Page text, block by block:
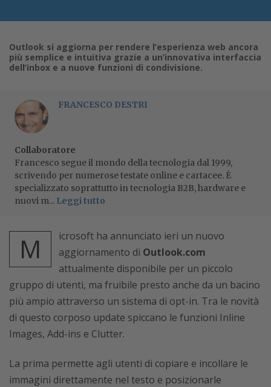
Outlook si aggiorna per rendere l’esperienza web ancora
più semplice e intuitiva grazie a un’innovativa interfaccia
dell’inbox e a nuove funzioni di condivisione.
FRANCESCO DESTRI
Collaboratore
Francesco segue il mondo della tecnologia dal 1999,
scrivendo per numerose testate online e cartacee. È
specializzato soprattutto in tecnologia B2B, hardware e
nuovi m... Leggi tutto
M
icrosoft ha annunciato ieri un nuovo
aggiornamento di Outlook.com
attualmente disponibile per un piccolo
gruppo di utenti, ma fruibile presto anche da un bacino
più ampio attraverso un sistema di opt-in. Tra le novità
di questo corposo update spiccano le funzioni Inline
Images, Add-ins e Clutter.
La prima permette agli utenti di copiare e incollare le
immagini direttamente nel testo e posizionarle